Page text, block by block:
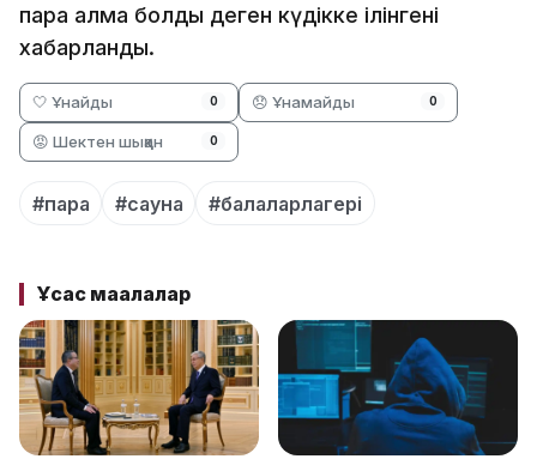
пара алмақ болды деген күдікке ілінгені
хабарланды.
🤍 Ұнайды 0 😞 Ұнамайды 0
😡 Шектен шыққан 0
#пара #сауна #балаларлагері
Ұқсас мақалалар